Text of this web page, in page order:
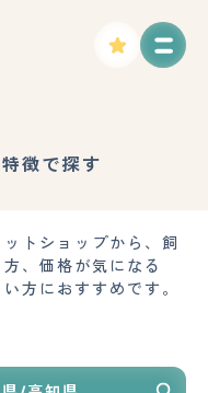
徴で探す
トショップから、飼
、価格が気になる
方におすすめです。